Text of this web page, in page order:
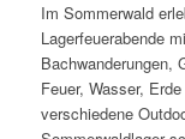
Im Sommerwald
Lagerfeuerabende
Bachwanderungen,
Feuer, Wasser,
verschiedene